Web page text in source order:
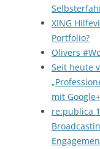
XING
Portfolio?
Olivers
Seit heute
mit
re:publica